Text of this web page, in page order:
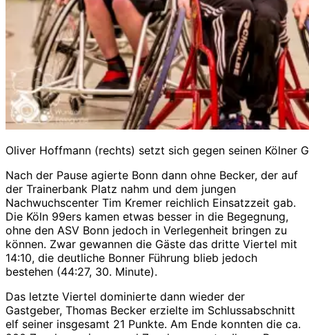
Oliver Hoffmann (rechts) setzt sich gegen seinen Kölner
Nach der Pause agierte Bonn dann ohne Becker, der auf
der Trainerbank Platz nahm und dem jungen
Nachwuchscenter Tim Kremer reichlich Einsatzzeit gab.
Die Köln 99ers kamen etwas besser in die Begegnung,
ohne den ASV Bonn jedoch in Verlegenheit bringen zu
können. Zwar gewannen die Gäste das dritte Viertel mit
14:10, die deutliche Bonner Führung blieb jedoch
bestehen (44:27, 30. Minute).
Das letzte Viertel dominierte dann wieder der
Gastgeber, Thomas Becker erzielte im Schlussabschnitt
elf seiner insgesamt 21 Punkte. Am Ende konnten die ca.